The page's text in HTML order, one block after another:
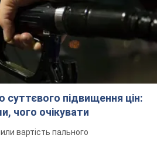
підвищення цін:
чого очікувати
вартість пального